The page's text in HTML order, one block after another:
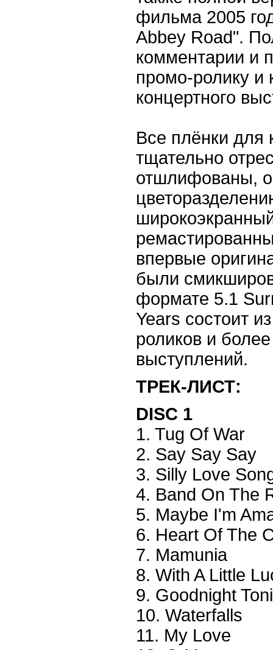
фильма 2005
Abbey Road".
комментарии и
промо-ролику
концертного
Все плёнки для
тщательно
отшлифованы,
впервые
были
формате 5.1
Years состоит
роликов и
выступлений.
ТРЕК-ЛИСТ:
DISC 1
1. Tug Of War
2. Say Say Say
3. Silly Love
4. Band On The
5. Maybe I'm
6. Heart Of The
7. Mamunia
8. With A Little
9. Goodnight
10. Waterfalls
11. My Love